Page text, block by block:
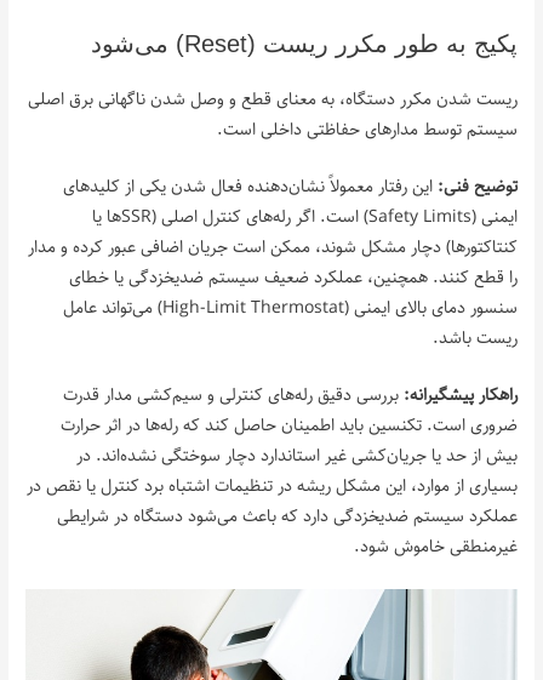
پکیج به طور مکرر ریست (Reset) می‌شود
ریست شدن مکرر دستگاه، به معنای قطع و وصل شدن ناگهانی برق اصلی
سیستم توسط مدارهای حفاظتی داخلی است.
توضیح فنی: این رفتار معمولاً نشان‌دهنده فعال شدن یکی از کلیدهای
ایمنی (Safety Limits) است. اگر رله‌های کنترل اصلی (SSRها یا
کنتاکتورها) دچار مشکل شوند، ممکن است جریان اضافی عبور کرده و مدار
را قطع کنند. همچنین، عملکرد ضعیف سیستم ضدیخزدگی یا خطای
سنسور دمای بالای ایمنی (High-Limit Thermostat) می‌تواند عامل
ریست باشد.
راهکار پیشگیرانه: بررسی دقیق رله‌های کنترلی و سیم‌کشی مدار قدرت
ضروری است. تکنسین باید اطمینان حاصل کند که رله‌ها در اثر حرارت
بیش از حد یا جریان‌کشی غیر استاندارد دچار سوختگی نشده‌اند. در
بسیاری از موارد، این مشکل ریشه در تنظیمات اشتباه برد کنترل یا نقص در
عملکرد سیستم ضدیخزدگی دارد که باعث می‌شود دستگاه در شرایطی
غیرمنطقی خاموش شود.